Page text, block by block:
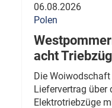
06.08.2026
Polen
acht
Die
Liefervertrag über
Elektrotriebzüge